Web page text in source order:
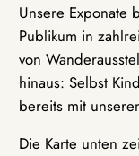
Unsere Exponate
Publikum in
von
hinaus: Selbst
bereits mit
Die Karte unten